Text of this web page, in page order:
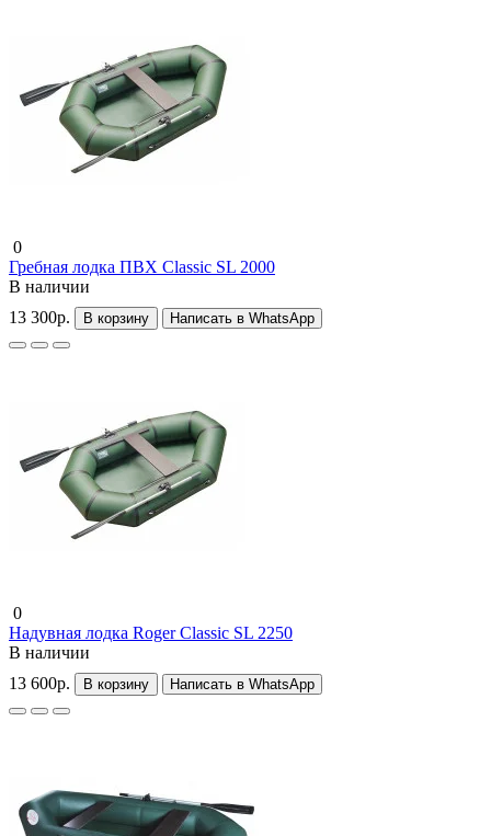
0
Гребная лодка ПВХ Classic SL 2000
В наличии
13 300р.
В корзину Написать в WhatsApp
0
Надувная лодка Roger Classic SL 2250
В наличии
13 600р.
В корзину Написать в WhatsApp